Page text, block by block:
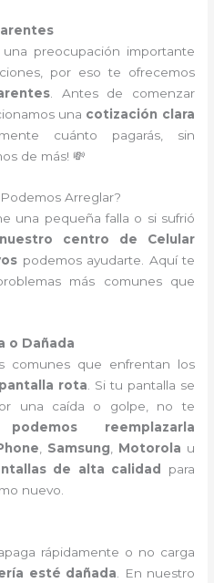
preocupación importante
por eso te ofrecemos
. Antes de comenzar
una cotización clara
cuánto pagarás, sin
de más! 💸
Arreglar?
una pequeña falla o si sufrió
nuestro centro de Celular
podemos ayudarte. Aquí te
más comunes que
o Dañada
comunes que enfrentan los
pantalla rota . Si tu pantalla se
una caída o golpe, no te
reemplazarla
Samsung Motorola u
de alta calidad
para
nuevo.
rápidamente o no carga
esté dañada . En nuestro